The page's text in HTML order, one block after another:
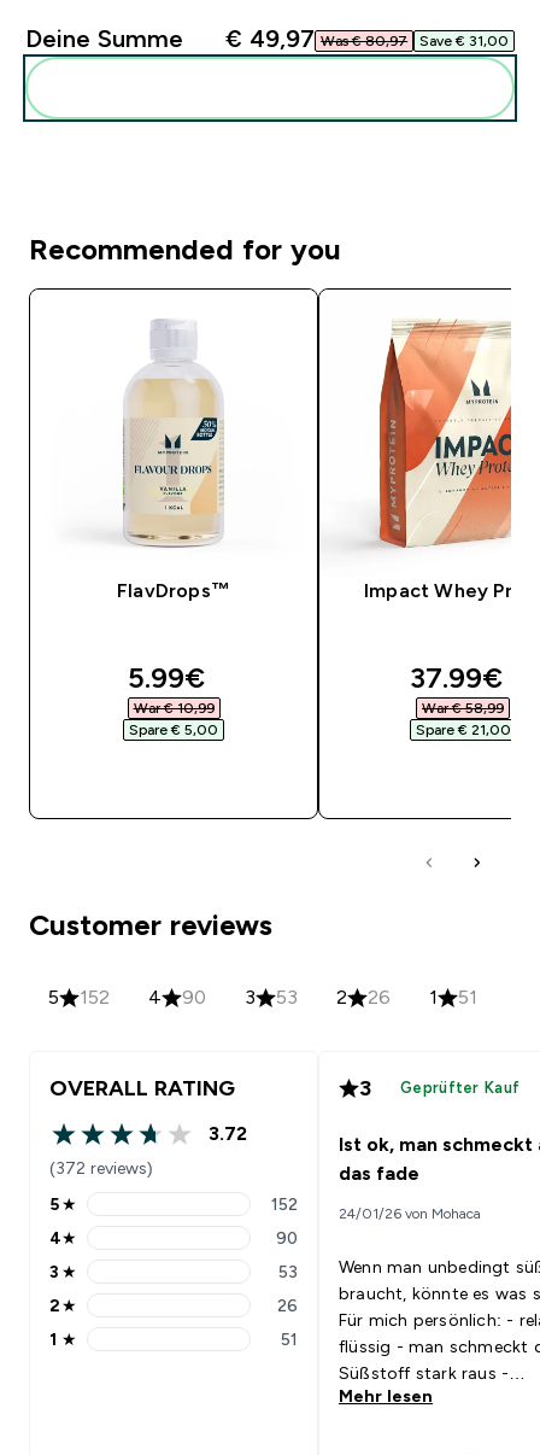
Deine Summe € 49,97‎ Was € 80,97‎ Save € 31,00‎
Recommended for you
FlavDrops™
discounted price
5.99€‎
War € 10,99‎
Spare € 5,00‎
Impact Whey
37.99€‎
War € 58,99‎
Spare € 21,00‎
Customer reviews
5 152 4 90 3 53 2 26 1 51
OVERALL RATING
3.72 out of 5 stars
3.72
(372 reviews)
5 stars rating 152 reviews
5★ 152
4 stars rating 90 reviews
4★ 90
3 stars rating 53 reviews
3 ★ 53
2 stars rating 26 reviews
2★ 26
1 stars rating 51 reviews
1 ★ 51
3 Geprüfter Kauf
Ist ok, man schmeckt
das fade
24/01/26 von Mohaca
Wenn man unbedingt
braucht, könnte es was
Für mich persönlich: - relativ
flüssig - man schmeckt
Süßstoff stark raus -
Himbeere nicht zu stark.
Mehr lesen